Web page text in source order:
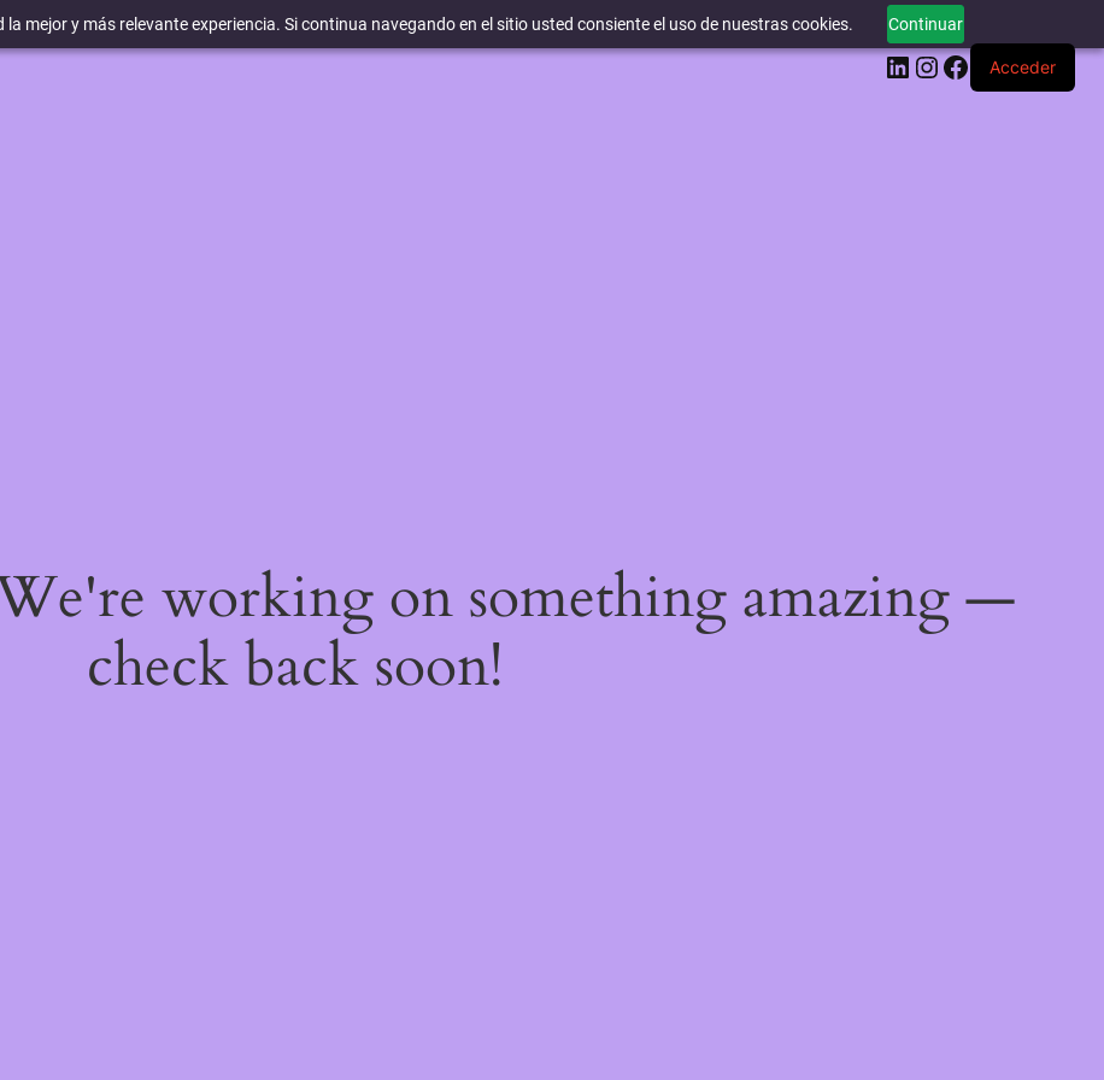
mejor y más relevante experiencia. Si continua navegando en el sitio usted consiente el uso de nuestras cookies. Continuar
LinkedIn
Instagram
Facebook
Acceder
working on something amazing —
check back soon!